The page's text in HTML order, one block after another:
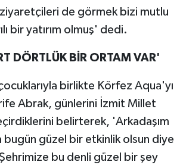
ziyaretçileri de görmek bizi mutlu
bir yatırım olmuş' dedi.
DÖRTLÜK BİR ORTAM VAR'
birlikte Körfez Aqua'yı
Abrak, günlerini İzmit Millet
belirterek, 'Arkadaşım
bugün güzel bir etkinlik olsun diye
bu denli güzel bir şey